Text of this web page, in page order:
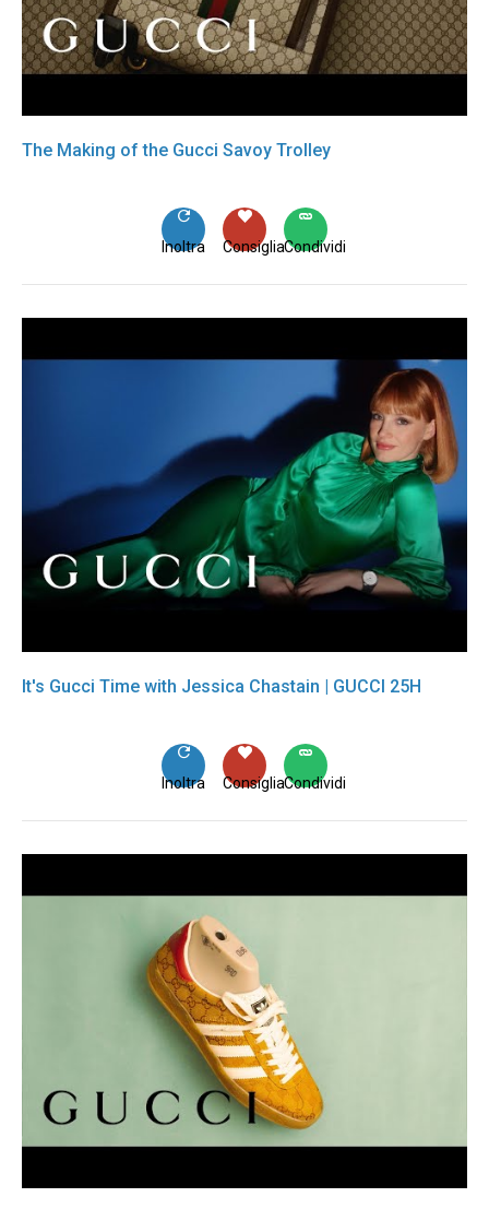
The Making of the Gucci Savoy Trolley
Condividi
Consiglia
Inoltra
It's Gucci Time with Jessica Chastain | GUCCI 25H
Condividi
Consiglia
Inoltra